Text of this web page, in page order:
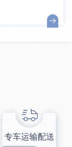
专车运输配送